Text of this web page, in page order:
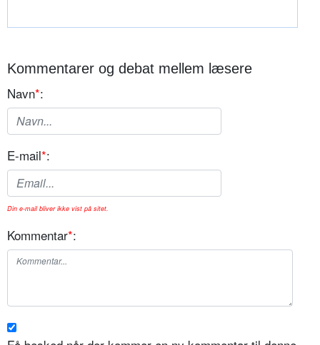
Kommentarer og debat mellem læsere
Navn*:
E-mail*:
Din e-mail bliver ikke vist på sitet.
Kommentar*: